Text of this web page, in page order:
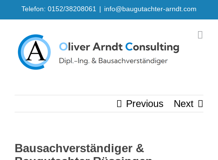
to
content
Telefon: 0152/38208061 | info@baugutachter-arndt.com
Previous Next
Bausachverständiger &